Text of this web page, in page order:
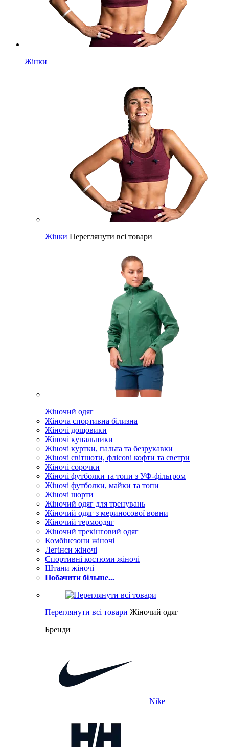
Жінки
Жінки Переглянути всі товари
Жіночий одяг
Жіноча спортивна білизна
Жіночі дощовики
Жіночі купальники
Жіночі куртки, пальта та безрукавки
Жіночі світшоти, флісові кофти та светри
Жіночі сорочки
Жіночі футболки та топи з УФ-фільтром
Жіночі футболки, майки та топи
Жіночі шорти
Жіночий одяг для тренувань
Жіночий одяг з мериносової вовни
Жіночий термоодяг
Жіночий трекінговий одяг
Комбінезони жіночі
Легінси жіночі
Спортивні костюми жіночі
Штани жіночі
Побачити більше...
Переглянути всі товари Жіночий одяг
Бренди
Nike